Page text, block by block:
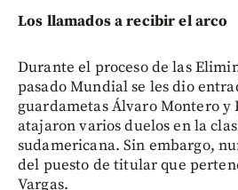
Los llamados a recibir el arco
Durante el proceso de las
pasado Mundial se les dio
guardametas Álvaro Montero y
atajaron varios duelos en la
sudamericana. Sin embargo,
del puesto de titular que
Vargas.